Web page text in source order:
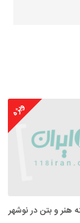
ویژه
و بتن در نوشهر